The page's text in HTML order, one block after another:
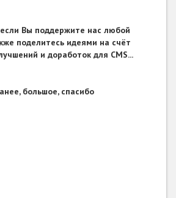
Вы поддержите нас любой
поделитесь идеями на счёт
и доработок для CMS...
большое, спасибо